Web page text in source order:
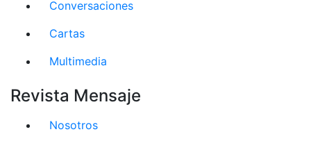
Conversaciones
Cartas
Multimedia
Revista Mensaje
Nosotros